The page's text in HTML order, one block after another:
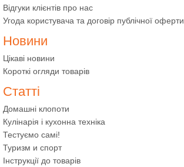
Відгуки клієнтів про нас
Угода користувача та договір публічної оферти
Новини
Цікаві новини
Короткі огляди товарів
Статті
Домашні клопоти
Кулінарія і кухонна техніка
Тестуємо самі!
Туризм и спорт
Інструкції до товарів